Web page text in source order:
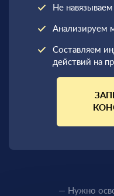
Не
Анализируем
Составляем
действий на
— Нужно